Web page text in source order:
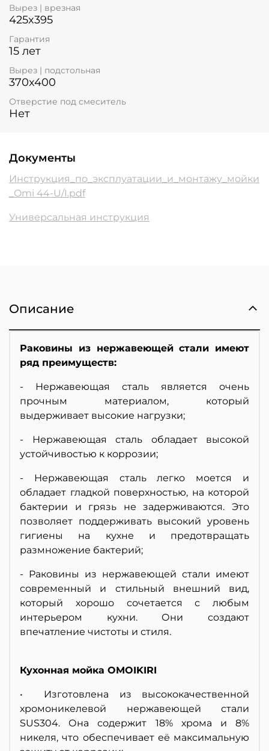
Вырез | врезная
425x395
Гарантия
15 лет
Вырез | подстольная
370x400
Отверстие под смеситель
Нет
Документы
Инструкция_по_эксплуатации_и_монтажу_мойки
_Omi 44-U/I.pdf
Универсальная инструкция
Описание
Раковины из нержавеющей стали имеют
ряд преимуществ:
- Нержавеющая сталь является очень
прочным материалом, который
выдерживает высокие нагрузки;
- Нержавеющая сталь обладает высокой
устойчивостью к коррозии;
- Нержавеющая сталь легко моется и
обладает гладкой поверхностью, на которой
бактерии и грязь не задерживаются. Это
позволяет поддерживать высокий уровень
гигиены на кухне и предотвращать
размножение бактерий;
- Раковины из нержавеющей стали имеют
современный и стильный внешний вид,
который хорошо сочетается с любым
интерьером кухни. Они создают
впечатление чистоты и стиля.
Кухонная мойка OMOIKIRI
• Изготовлена из высококачественной
хромоникелевой нержавеющей стали
SUS304. Она содержит 18% хрома и 8%
никеля, что обеспечивает её максимальную